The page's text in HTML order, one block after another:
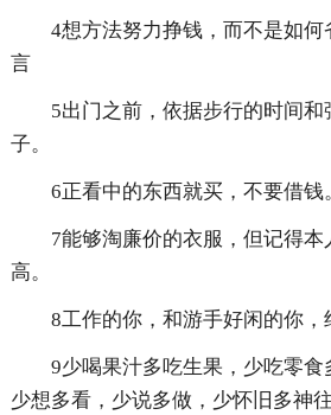
4想方法努力挣钱，而不是如何
言
5出门之前，依据步行的时间
子。
6正看中的东西就买，不要借钱
7能够淘廉价的衣服，但记得
高。
8工作的你，和游手好闲的你，
9少喝果汁多吃生果，少吃零食
少想多看，少说多做，少怀旧多神往